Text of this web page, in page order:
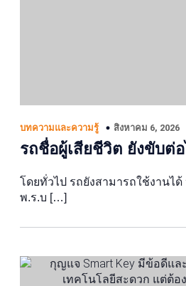
บทความและความรู้ สิงหาคม 6, 2026
รถชื่อผู้เสียชีวิต ยังขับต่
โดยทั่วไป รถยังสามารถใช้งานไ
พ.ร.บ […]